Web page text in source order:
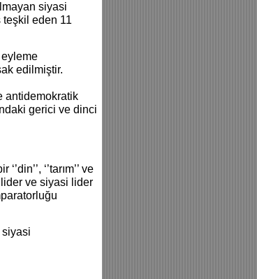
siyasi
eden 11
edilmiştir.
antidemokratik
gerici ve dinci
‘’tarım’’ ve
lider ve siyasi lider
siyasi